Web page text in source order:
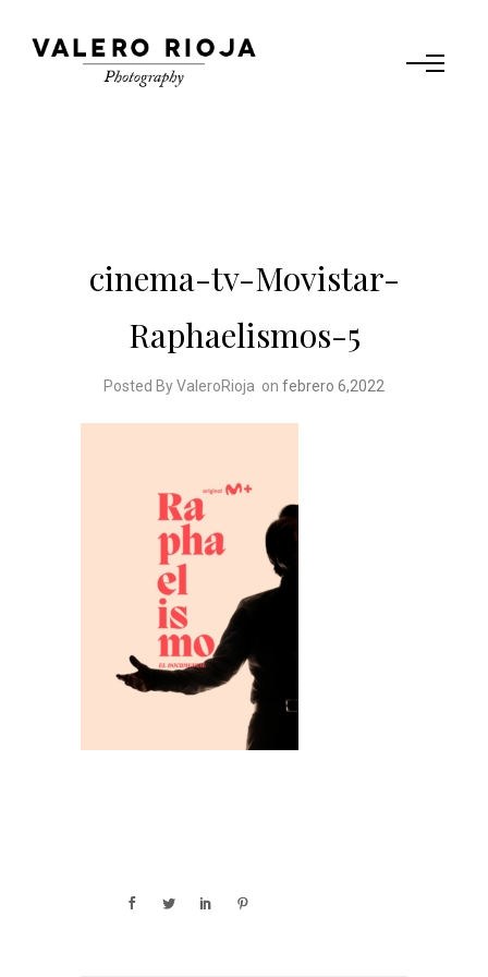
cinema-tv-Movistar-
Raphaelismos-5
Posted By ValeroRioja on febrero 6,2022